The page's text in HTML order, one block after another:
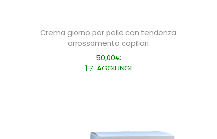
Crema giorno per pelle con tendenza
arrossamento capillari
50,00€
AGGIUNGI